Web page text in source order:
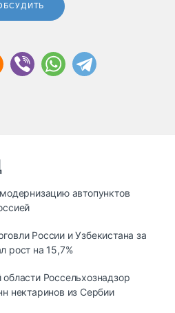
автопунктов
России и Узбекистана за
рост на 15,7%
Россельхознадзор
нектаринов из Сербии